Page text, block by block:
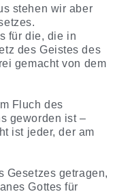
stehen wir aber
für die, die in
des Geistes des
gemacht von dem
Fluch des
geworden ist –
ist jeder, der am
Gesetzes getragen,
Gottes für